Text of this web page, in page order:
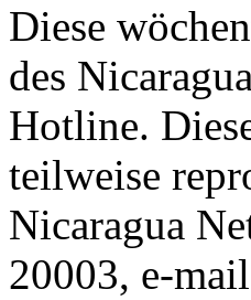
Diese
des
Hotline.
teilweise
Nicaragua
20003, e-